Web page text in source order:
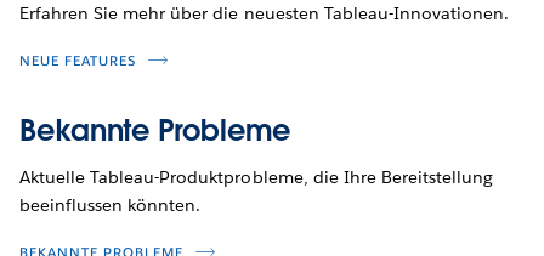
Erfahren Sie mehr über die neuesten Tableau-Innovationen.
NEUE FEATURES
Bekannte Probleme
Aktuelle Tableau-Produktprobleme, die Ihre Bereitstellung
beeinflussen könnten.